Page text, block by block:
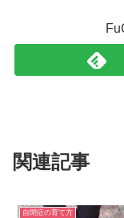
関連記事
自閉症の育て方